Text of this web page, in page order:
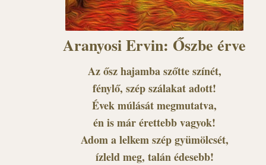
Aranyosi Ervin: Őszbe érve
Az ősz hajamba szőtte színét,
fénylő, szép szálakat adott!
Évek múlását megmutatva,
én is már érettebb vagyok!
Adom a lelkem szép gyümölcsét,
ízleld meg, talán édesebb!